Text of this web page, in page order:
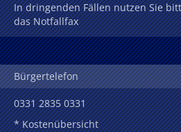
In dringenden Fällen nutzen Sie
das Notfallfax
Bürgertelefon
0331 2835 0331
* Kostenübersicht